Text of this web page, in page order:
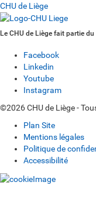
CHU de Liège
Le CHU de Liège fait partie
Facebook
Linkedin
Youtube
Instagram
©2026 CHU de Liège -
Plan Site
Mentions légales
Politique de
Accessibilité